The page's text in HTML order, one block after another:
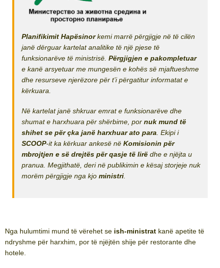
Planifikimit Hapësinorkemi marrë përgjigje në të cilën
janë dërguar kartelat analitike të një pjese të
funksionarëve të ministrisë. Përgjigjen e pakompletuar
e kanë arsyetuar me mungesën e kohës së mjaftueshme
dhe resurseve njerëzore për t’i përgatitur informatat e
kërkuara.
Në kartelat janë shkruar emrat e funksionarëve dhe
shumat e harxhuara për shërbime, por nuk mund të
shihet se për çka janë harxhuar ato para . Ekipi i
SCOOP-it ka kërkuar ankesë në Komisionin për
mbrojtjen e së drejtës për qasje të lirë dhe e njëjta u
pranua. Megjithatë, deri në publikimin e kësaj storjeje nuk
morëm përgjigje nga kjo ministri
Nga hulumtimi mund të vërehet se ish-ministrat kanë apetite të
ndryshme për harxhim, por të njëjtën shije për restorante dhe
hotele.